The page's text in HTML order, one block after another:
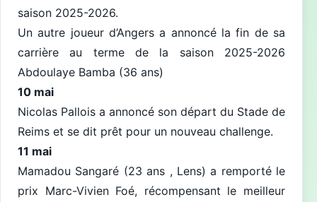
saison 2025-2026.
Un autre joueur d’Angers a annoncé la fin de sa
carrière au terme de la saison 2025-2026
Abdoulaye Bamba (36 ans)
10 mai
Nicolas Pallois a annoncé son départ du Stade de
Reims et se dit prêt pour un nouveau challenge.
11 mai
Mamadou Sangaré (23 ans , Lens) a remporté le
prix Marc-Vivien Foé, récompensant le meilleur